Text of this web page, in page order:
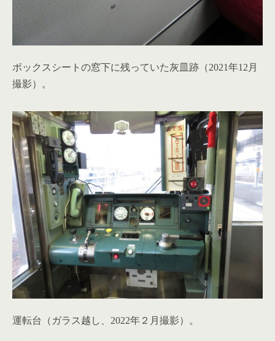
ボックスシートの窓下に残っていた灰皿跡（2021年12月
撮影）。
運転台（ガラス越し、2022年２月撮影）。